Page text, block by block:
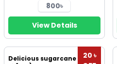
800৳
View Details
20 ৳
Delicious sugarcane Gur 1 (